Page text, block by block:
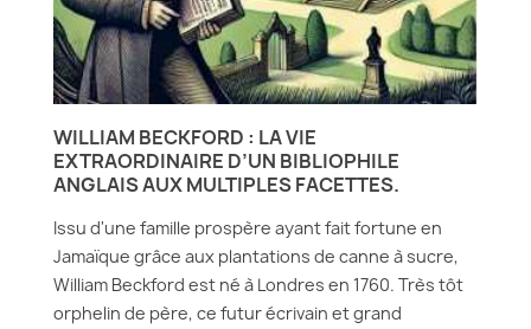
WILLIAM BECKFORD : LA VIE
EXTRAORDINAIRE D’UN BIBLIOPHILE
ANGLAIS AUX MULTIPLES FACETTES.
Issu d'une famille prospère ayant fait fortune en
Jamaïque grâce aux plantations de canne à sucre,
William Beckford est né à Londres en 1760. Très tôt
orphelin de père, ce futur écrivain et grand